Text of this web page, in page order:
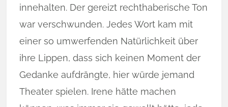
innehalten. Der gereizt rechtha­ber­­ische Ton
war verschwunden. Jedes Wort kam mit
einer so umwerfenden Natürlichkeit über
ihre Lippen, dass sich keinen Moment der
Gedanke aufdrängte, hier würde jemand
Thea­ter spielen. Irene hätte machen